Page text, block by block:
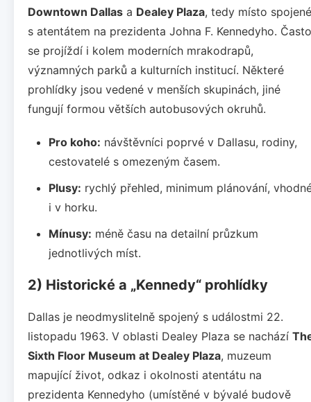
Downtown Dallas a Dealey Plaza, tedy místo spojené
s atentátem na prezidenta Johna F. Kennedyho. Často
se projíždí i kolem moderních mrakodrapů,
významných parků a kulturních institucí. Některé
prohlídky jsou vedené v menších skupinách, jiné
fungují formou větších autobusových okruhů.
Pro koho: návštěvníci poprvé v Dallasu, rodiny,
cestovatelé s omezeným časem.
Plusy: rychlý přehled, minimum plánování,
i v horku.
Mínusy: méně času na detailní průzkum
jednotlivých míst.
2) Historické a „Kennedy“ prohlídky
Dallas je neodmyslitelně spojený s událostmi 22.
listopadu 1963. V oblasti Dealey Plaza se nachází
Sixth Floor Museum at Dealey Plaza, muzeum
mapující život, odkaz i okolnosti atentátu na
prezidenta Kennedyho (umístěné v bývalé budově